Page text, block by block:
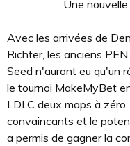
Une nouvelle
Avec les arrivées de
Richter, les anciens
Seed n'auront eu qu'un
le tournoi MakeMyBet
LDLC deux maps à
convaincants et le
a permis de gagner la